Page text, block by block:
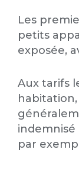
Les
petits
exposée,
Aux tarifs
indemnisé
par